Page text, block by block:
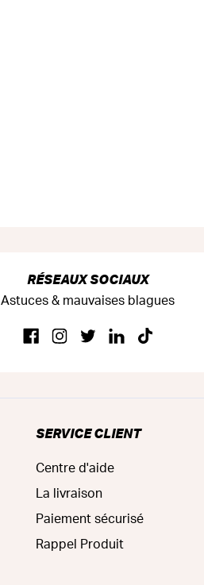
RÉSEAUX SOCIAUX
Astuces & mauvaises blagues
SERVICE CLIENT
Centre d'aide
La livraison
Paiement sécurisé
Rappel Produit